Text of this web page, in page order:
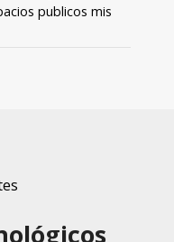
publicos mis